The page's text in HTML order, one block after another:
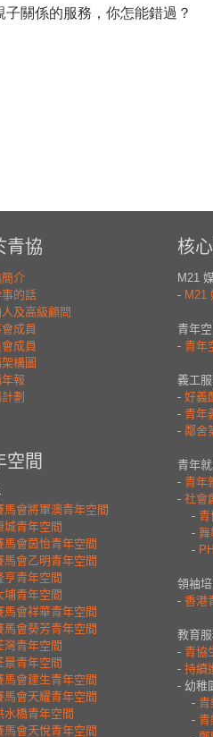
關係的服務，你怎能錯過？